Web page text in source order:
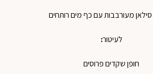
סילאןמעורבבותעםכףמיםרותחים
לעיטור:
חופןשקדיםפרוסים